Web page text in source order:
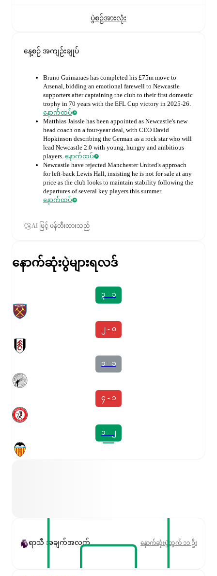
ပွဲစဉ်အားလုံး
နေ့စဉ် အကျဉ်းချုပ်
Bruno Guimaraes has completed his £75m move to
Arsenal, bidding an emotional farewell to Newcastle
supporters after captaining the club to their first domestic
trophy in 70 years with the EFL Cup victory in 2025-26.
နောက်ထပ်
Matthias Jaissle has been appointed as Newcastle's new
head coach on a four-year deal, with CEO David
Hopkinson describing the German as a rock star who will
lead Newcastle 2.0 with young, hungry and ambitious
players. နောက်ထပ်
Newcastle have rejected Manchester United's approach
for left-back Lewis Hall, insisting he is not for sale at any
price as the club looks to maintain stability following the
departures of several key players this summer.
နောက်ထပ်
AI ဖြင့် ဖန်တီးထားသည်
နောက်ဆုံးပွဲများရလဒ်
၃ - ၁
၂ - ၀
၁ - ၁
၄ - ၁
၁ - ၂
ရာသီ အချက်အလက် နောက်ဆုံးပွဲထွက် ၁၁ ဦး